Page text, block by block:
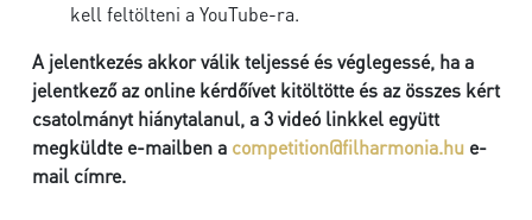
kell feltölteni a YouTube-ra.
A jelentkezés akkor válik teljessé és véglegessé, ha a
jelentkező az online kérdőívet kitöltötte és az összes kért
csatolmányt hiánytalanul, a 3 videó linkkel együtt
megküldte e-mailben a competition@filharmonia.hu e-
mail címre.